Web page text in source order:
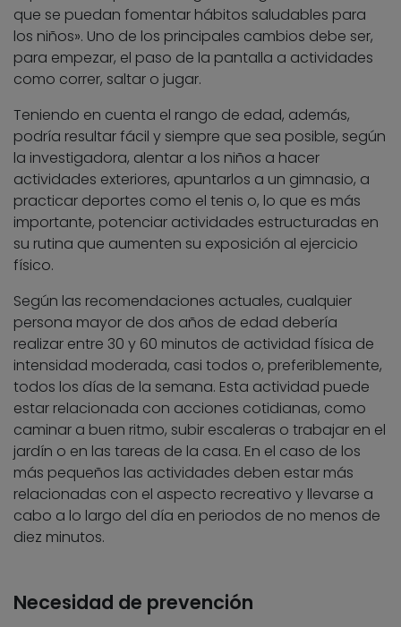
que se puedan fomentar hábitos saludables para
los niños». Uno de los principales cambios debe ser,
para empezar, el paso de la pantalla a actividades
como correr, saltar o jugar.
Teniendo en cuenta el rango de edad, además,
podría resultar fácil y siempre que sea posible, según
la investigadora, alentar a los niños a hacer
actividades exteriores, apuntarlos a un gimnasio, a
practicar deportes como el tenis o, lo que es más
importante, potenciar actividades estructuradas en
su rutina que aumenten su exposición al ejercicio
físico.
Según las recomendaciones actuales, cualquier
persona mayor de dos años de edad debería
realizar entre 30 y 60 minutos de actividad física de
intensidad moderada, casi todos o, preferiblemente,
todos los días de la semana. Esta actividad puede
estar relacionada con acciones cotidianas, como
caminar a buen ritmo, subir escaleras o trabajar en el
jardín o en las tareas de la casa. En el caso de los
más pequeños las actividades deben estar más
relacionadas con el aspecto recreativo y llevarse a
cabo a lo largo del día en periodos de no menos de
diez minutos.
Necesidad de prevención